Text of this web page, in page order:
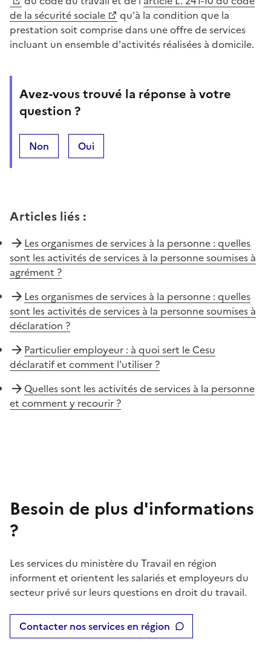
de la sécurité sociale
qu'à la condition que la
prestation soit comprise dans une offre de services
incluant un ensemble d'activités réalisées à domicile.
Avez-vous trouvé la réponse à votre
question ?
Non Oui
Articles liés :
Les organismes de services à la personne : quelles
sont les activités de services à la personne soumises à
agrément ?
Les organismes de services à la personne : quelles
sont les activités de services à la personne soumises à
déclaration ?
Particulier employeur : à quoi sert le Cesu
déclaratif et comment l'utiliser ?
Quelles sont les activités de services à la personne
et comment y recourir ?
Besoin de plus d'informations
?
Les services du ministère du Travail en région
informent et orientent les salariés et employeurs du
secteur privé sur leurs questions en droit du travail.
Contacter nos services en région